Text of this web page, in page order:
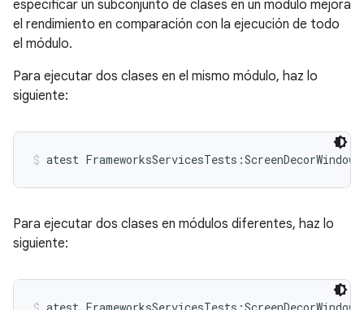
especificar un subconjunto de clases en un módulo mejora
el rendimiento en comparación con la ejecución de todo
el módulo.
Para ejecutar dos clases en el mismo módulo, haz lo
siguiente:
atest
Para ejecutar dos clases en módulos diferentes, haz lo
siguiente: